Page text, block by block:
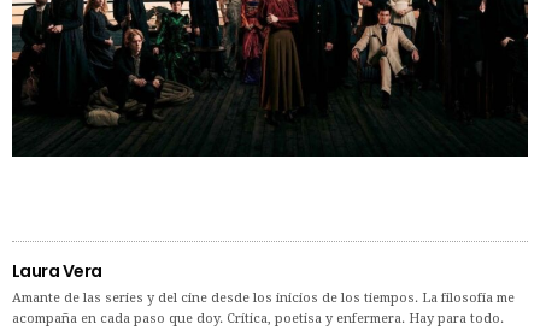
Laura Vera
Amante de las series y del cine desde los inicios de los tiempos. La filosofía me
acompaña en cada paso que doy. Crítica, poetisa y enfermera. Hay para todo.